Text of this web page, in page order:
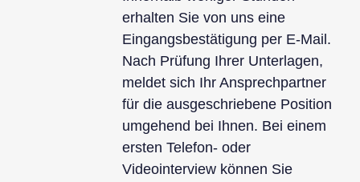
erhalten Sie von uns eine
Eingangsbestätigung per E-Mail.
Nach Prüfung Ihrer Unterlagen,
meldet sich Ihr Ansprechpartner
für die ausgeschriebene Position
umgehend bei Ihnen. Bei einem
ersten Telefon- oder
Videointerview können Sie